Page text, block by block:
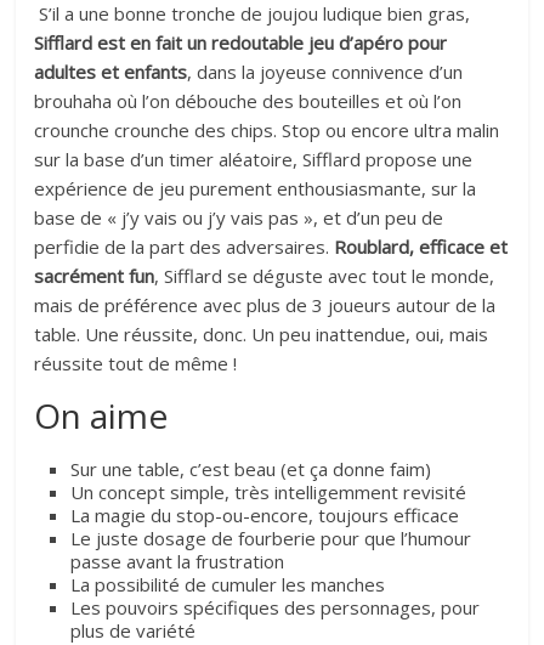
S’il a une bonne tronche de joujou ludique bien gras,
Sifflard est en fait un redoutable jeu d’apéro pour
adultes et enfants, dans la joyeuse connivence d’un
brouhaha où l’on débouche des bouteilles et où l’on
crounche crounche des chips. Stop ou encore ultra malin
sur la base d’un timer aléatoire, Sifflard propose une
expérience de jeu purement enthousiasmante, sur la
base de « j’y vais ou j’y vais pas », et d’un peu de
perfidie de la part des adversaires. Roublard, efficace et
sacrément fun, Sifflard se déguste avec tout le monde,
mais de préférence avec plus de 3 joueurs autour de la
table. Une réussite, donc. Un peu inattendue, oui, mais
réussite tout de même !
On aime
Sur une table, c’est beau (et ça donne faim)
Un concept simple, très intelligemment revisité
La magie du stop-ou-encore, toujours efficace
Le juste dosage de fourberie pour que l’humour
passe avant la frustration
La possibilité de cumuler les manches
Les pouvoirs spécifiques des personnages, pour
plus de variété